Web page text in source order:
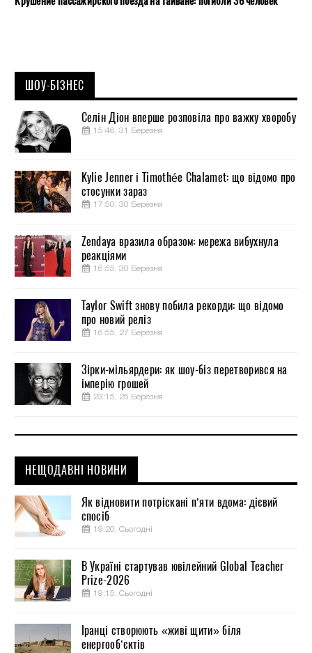
ШОУ-БІЗНЕС
Селін Діон вперше розповіла про важку хворобу
15:46, 31 Березня
Kylie Jenner і Timothée Chalamet: що відомо про
стосунки зараз
17:50, 30 Березня
Zendaya вразила образом: мережа вибухнула
реакціями
16:55, 30 Березня
Taylor Swift знову побила рекорди: що відомо
про новий реліз
16:55, 27 Березня
Зірки-мільярдери: як шоу-біз перетворився на
імперію грошей
23:15, 25 Березня
НЕЩОДАВНІ НОВИНИ
Як відновити потріскані п’яти вдома: дієвий
спосіб
19:20, Сьогодні
В Україні стартував ювілейний Global Teacher
Prize-2026
19:15, Сьогодні
Іранці створюють «живі щити» біля
енергооб’єктів